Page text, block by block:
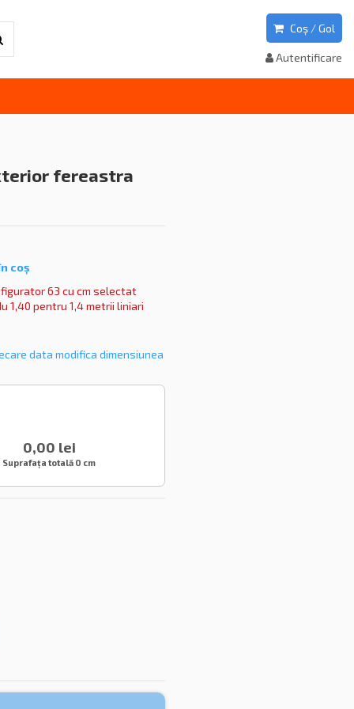
Coș /Gol
Autentificare
fereastra
coș
63 cu cm selectat
1,40 pentru 1,4 metrii liniari
data modifica dimensiunea
0,00 lei
Suprafața totală 0 cm